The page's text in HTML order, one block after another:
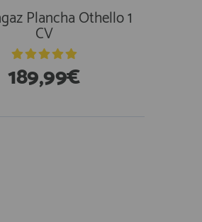
Plancha Othello 1
CV
189,99€